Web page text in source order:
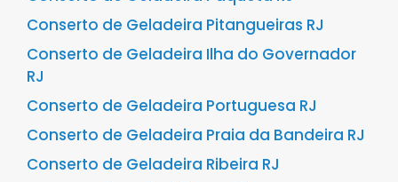
Conserto de Geladeira Pitangueiras RJ
Conserto de Geladeira Ilha do Governador
RJ
Conserto de Geladeira Portuguesa RJ
Conserto de Geladeira Praia da Bandeira RJ
Conserto de Geladeira Ribeira RJ